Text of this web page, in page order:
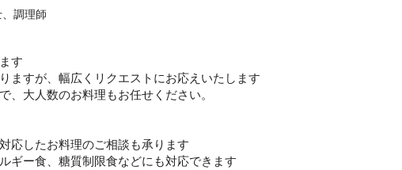
調理師
す
ますが、幅広くリクエストにお応えいたします
大人数のお料理もお任せください。
応したお料理のご相談も承ります
ギー食、糖質制限食などにも対応できます